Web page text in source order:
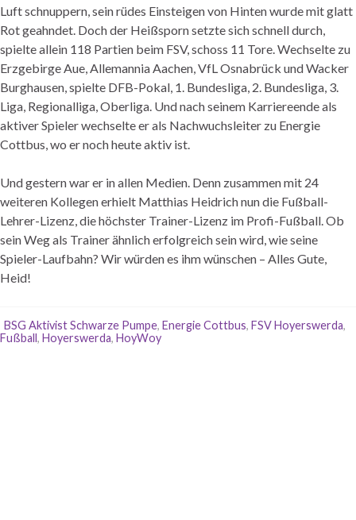
Luft schnuppern, sein rüdes Einsteigen von Hinten wurde mit glatt
Rot geahndet. Doch der Heißsporn setzte sich schnell durch,
spielte allein 118 Partien beim FSV, schoss 11 Tore. Wechselte zu
Erzgebirge Aue, Allemannia Aachen, VfL Osnabrück und Wacker
Burghausen, spielte DFB-Pokal, 1. Bundesliga, 2. Bundesliga, 3.
Liga, Regionalliga, Oberliga. Und nach seinem Karriereende als
aktiver Spieler wechselte er als Nachwuchsleiter zu Energie
Cottbus, wo er noch heute aktiv ist.
Und gestern war er in allen Medien. Denn zusammen mit 24
weiteren Kollegen erhielt Matthias Heidrich nun die Fußball-
Lehrer-Lizenz, die höchster Trainer-Lizenz im Profi-Fußball. Ob
sein Weg als Trainer ähnlich erfolgreich sein wird, wie seine
Spieler-Laufbahn? Wir würden es ihm wünschen – Alles Gute,
Heid!
BSG Aktivist Schwarze Pumpe, Energie Cottbus, FSV Hoyerswerda,
Fußball, Hoyerswerda, HoyWoy